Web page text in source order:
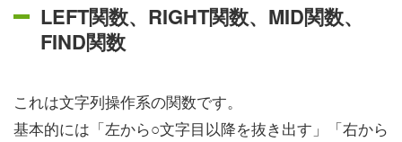
LEFT関数、RIGHT関数、MID関数、
FIND関数
これは文字列操作系の関数です。
基本的には「左から○文字目以降を抜き出す」「右から